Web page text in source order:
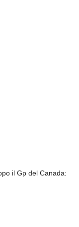
il Gp del Canada: